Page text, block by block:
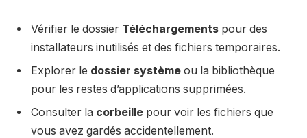
Vérifier le dossier Téléchargements pour des
installateurs inutilisés et des fichiers temporaires.
Explorer le dossier système ou la bibliothèque
pour les restes d’applications supprimées.
Consulter la corbeille pour voir les fichiers que
vous avez gardés accidentellement.